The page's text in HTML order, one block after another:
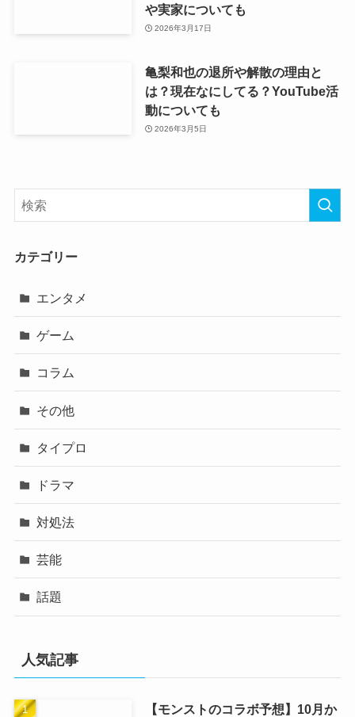
や実家についても
2026年3月17日
亀梨和也の退所や解散の理由と
は？現在なにしてる？YouTube活
動についても
2026年3月5日
カテゴリー
エンタメ
ゲーム
コラム
その他
タイプロ
ドラマ
対処法
芸能
話題
人気記事
【モンストのコラボ予想】10月か